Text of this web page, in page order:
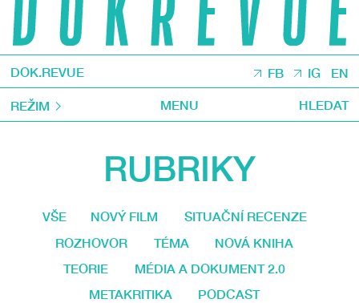
DOK.REVUE FB IG EN
REŽIM MENU HLEDAT
RUBRIKY
VŠE NOVÝ FILM
SITUAČNÍ RECENZE
ROZHOVOR
TÉMA
NOVÁ KNIHA
TEORIE
MÉDIA A DOKUMENT 2.0
METAKRITIKA
PODCAST